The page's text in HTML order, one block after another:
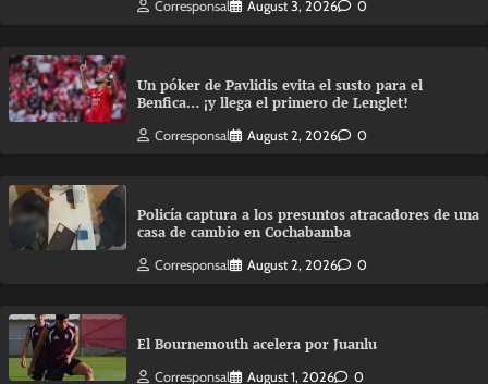
Corresponsal August 3, 2026 0
Un póker de Pavlidis evita el susto para el
Benfica… ¡y llega el primero de Lenglet!
Corresponsal August 2, 2026 0
Policía captura a los presuntos atracadores de una
casa de cambio en Cochabamba
Corresponsal August 2, 2026 0
El Bournemouth acelera por Juanlu
Corresponsal August 1, 2026 0